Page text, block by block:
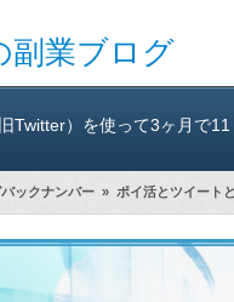
副業ブログ
Twitter）を使って3ヶ月で11
万300円稼いだ方法（A）
バックナンバー » ポイ活とツイート